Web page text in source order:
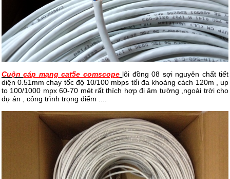
Cuộncáp mạng cat5e comscope lõi đồng 08 sợi nguyên chất tiết
diện 0.51mm chay tốc độ 10/100 mbps tối đa khoảng cách 120m , up
to 100/1000 mpx 60-70 mét rất thích hợp đi âm tường ,ngoài trời cho
dự án , công trình trọng điểm ....